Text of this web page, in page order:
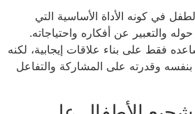
في كونه الأداة الأساسية التي
والتعبير عن أفكاره واحتياجاته.
فقط على بناء علاقات إيجابية، لكنه
وقدرته على المشاركة والتفاعل